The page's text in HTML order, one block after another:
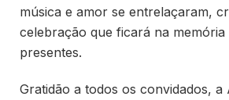
música e amor se entrelaçaram,
celebração que ficará na memória
presentes.
Gratidão a todos os convidados, a